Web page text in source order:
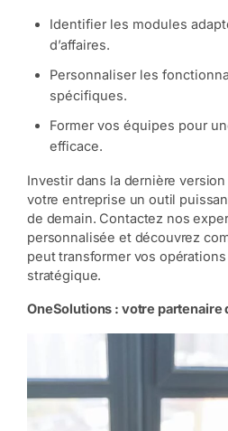
Identifier les modules
d’affaires.
Personnaliser les
spécifiques.
Former vos équipes pour
efficace.
Investir dans la dernière version
votre entreprise un outil
de demain. Contactez nos
personnalisée et découvrez
peut transformer vos
stratégique.
OneSolutions : votre partenaire